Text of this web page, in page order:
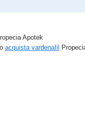
Apotek
acquista vardenafil